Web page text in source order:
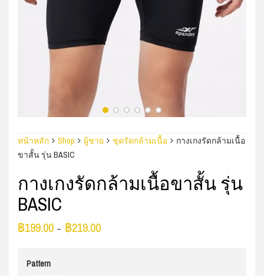
หน้าหลัก Shop ผู้ชาย ชุดรัดกล้ามเนื้อ
กางเกงรัดกล้ามเนื้อ
ขาสั้น รุ่น BASIC
กางเกงรัดกล้ามเนื้อขาสั้น รุ่น
BASIC
฿199.00 – ฿219.00
Pattern